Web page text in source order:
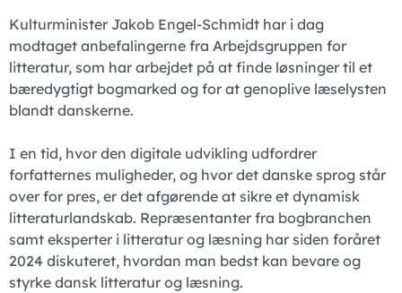
Kulturminister Jakob Engel-Schmidt har i dag
modtaget anbefalingerne fra Arbejdsgruppen for
litteratur, som har arbejdet på at finde løsninger til et
bæredygtigt bogmarked og for at genoplive læselysten
blandt danskerne.
I en tid, hvor den digitale udvikling udfordrer
forfatternes muligheder, og hvor det danske sprog står
over for pres, er det afgørende at sikre et dynamisk
litteraturlandskab. Repræsentanter fra bogbranchen
samt eksperter i litteratur og læsning har siden foråret
2024 diskuteret, hvordan man bedst kan bevare og
styrke dansk litteratur og læsning.